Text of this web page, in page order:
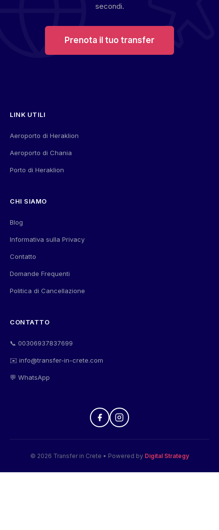
secondi.
Prenota il tuo transfer
LINK UTILI
Aeroporto di Heraklion
Aeroporto di Chania
Porto di Heraklion
CHI SIAMO
Blog
Informativa sulla Privacy
Contatto
Domande Frequenti
Politica di Cancellazione
CONTATTO
📞 00306937837699
✉️ info@transfer-in-crete.com
💬 WhatsApp
© 2026 Transfer in Crete • Powered by Digital Strategy